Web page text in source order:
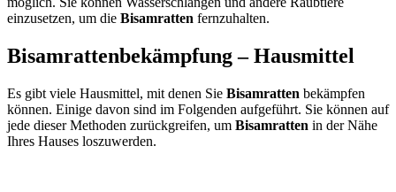
einzusetzen, um die Bisamratten fernzuhalten.
Bisamrattenbekämpfung – Hausmittel
Es gibt viele Hausmittel, mit denen Sie Bisamratten bekämpfen
können. Einige davon sind im Folgenden aufgeführt. Sie können auf
jede dieser Methoden zurückgreifen, um Bisamratten in der Nähe
Ihres Hauses loszuwerden.